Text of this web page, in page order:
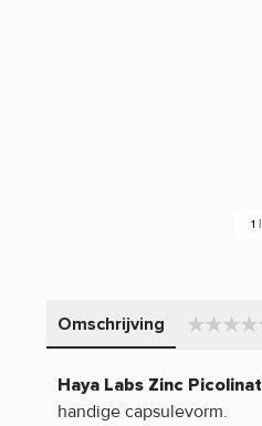
1
Omschrijving
Haya Labs Zinc
handige capsulevorm.